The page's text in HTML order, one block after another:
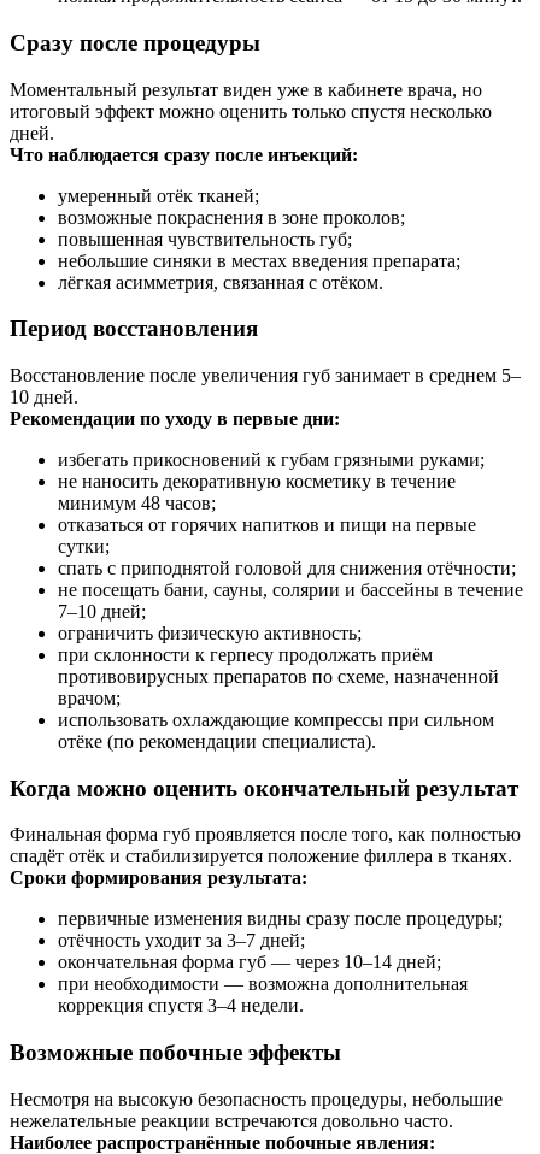
Сразу после процедуры
Моментальный результат виден уже в кабинете врача, но
итоговый эффект можно оценить только спустя несколько
дней.
Что наблюдается сразу после инъекций:
умеренный отёк тканей;
возможные покраснения в зоне проколов;
повышенная чувствительность губ;
небольшие синяки в местах введения препарата;
лёгкая асимметрия, связанная с отёком.
Период восстановления
Восстановление после увеличения губ занимает в среднем 5–
10 дней.
Рекомендации по уходу в первые дни:
избегать прикосновений к губам грязными руками;
не наносить декоративную косметику в течение
минимум 48 часов;
отказаться от горячих напитков и пищи на первые
сутки;
спать с приподнятой головой для снижения отёчности;
не посещать бани, сауны, солярии и бассейны в течение
7–10 дней;
ограничить физическую активность;
при склонности к герпесу продолжать приём
противовирусных препаратов по схеме, назначенной
врачом;
использовать охлаждающие компрессы при сильном
отёке (по рекомендации специалиста).
Когда можно оценить окончательный результат
Финальная форма губ проявляется после того, как полностью
спадёт отёк и стабилизируется положение филлера в тканях.
Сроки формирования результата:
первичные изменения видны сразу после процедуры;
отёчность уходит за 3–7 дней;
окончательная форма губ — через 10–14 дней;
при необходимости — возможна дополнительная
коррекция спустя 3–4 недели.
Возможные побочные эффекты
Несмотря на высокую безопасность процедуры, небольшие
нежелательные реакции встречаются довольно часто.
Наиболее распространённые побочные явления: